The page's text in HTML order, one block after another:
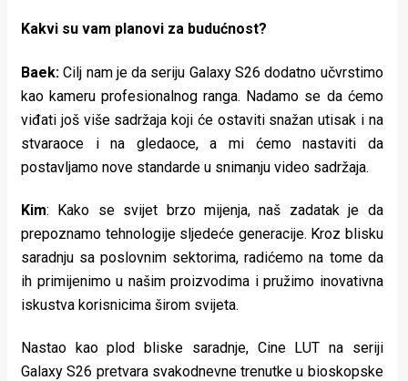
Kakvi su vam planovi za budućnost?
Baek: Cilj nam je da seriju Galaxy S26 dodatno učvrstimo
kao kameru profesionalnog ranga. Nadamo se da ćemo
viđati još više sadržaja koji će ostaviti snažan utisak i na
stvaraoce i na gledaoce, a mi ćemo nastaviti da
postavljamo nove standarde u snimanju video sadržaja.
Kim: Kako se svijet brzo mijenja, naš zadatak je da
prepoznamo tehnologije sljedeće generacije. Kroz blisku
saradnju sa poslovnim sektorima, radićemo na tome da
ih primijenimo u našim proizvodima i pružimo inovativna
iskustva korisnicima širom svijeta.
Nastao kao plod bliske saradnje, Cine LUT na seriji
Galaxy S26 pretvara svakodnevne trenutke u bioskopske